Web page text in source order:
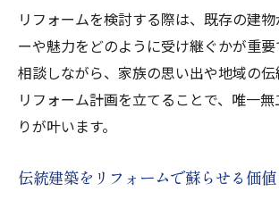
暮らしやすさを追求したリフ
リフォーム会社選びで快適さ
理想の暮らし実現へ向けた改修
理想の暮らしを叶えるリフォ
高山市で実現する理想的な住
リフォームを検討する際は、既存の建
ーや魅力をどのように受け継ぐかが重要
相談しながら、家族の思い出や地域の
リフォーム計画を立てることで、唯一無
りが叶います。
伝統建築をリフォームで蘇らせる価